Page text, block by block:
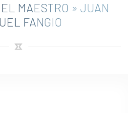
MAESTRO » JUAN
FANGIO